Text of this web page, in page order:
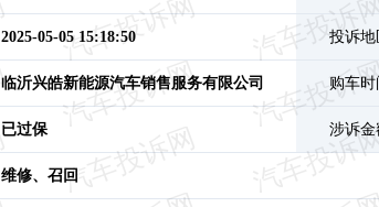
2025-05-05 15:18:50 投诉地
临沂兴皓新能源汽车销售服务有限公司 购车时
已过保 涉诉金
维修、 召回